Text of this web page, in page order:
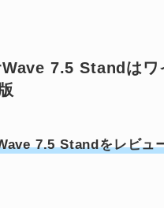
7.5 Standはワ
7.5 Standをレビュ